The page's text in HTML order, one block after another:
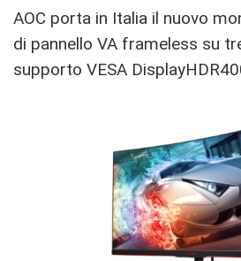
AOC porta in Italia il nuovo
di pannello VA frameless su
supporto VESA